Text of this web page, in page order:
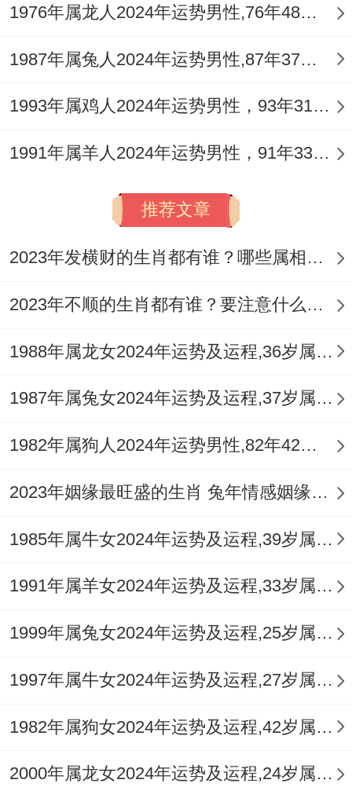
午年火旺之势，意在加强命主自身火五行能
量以生财，同时以黑曜石之水性来平衡过旺
又能积聚不散。
红鸾星动未显，然伤官桃花气息弥漫，对于
已婚的1974年属虎男士，流年伤官合入婚姻
心直口快而无意伤及对方，或因专注于事业
创新而忽视家庭经营，造成伴侣心生怨怼。
外合内冲之象提示。需警惕因工作应酬或异
水情缘，且易引发家庭风波，处理不当则会
的异性多半性格鲜明、才华出众，但关系发
展快、波动也大，难以稳定，且易陷入多角
但正缘信号不强。
此年维系感情的关键在于 「印星」 所代表
考，以柔克刚，伴侣间可共同佩戴 【祥安阁
九艳利贵手链】 ，借助其增进沟通、化解误
御外缘干扰。
1976年属龙人2024年运势男性,76年48岁属龙男2024年每月运程怎么样
1987年属兔人2024年运势男性,87年37岁属兔男2024年每月运程怎么样
1993年属鸡人2024年运势男性，93年31岁属鸡男2024年每月运程怎么样
1991年属羊人2024年运势男性，91年33岁属羊男2024年每月运程怎么样
推荐文章
2023年发横财的生肖都有谁？哪些属相财运旺盛？
2023年不顺的生肖都有谁？要注意什么呢？
1988年属龙女2024年运势及运程,36岁属龙人2024全年每月运势女性如何
1987年属兔女2024年运势及运程,37岁属兔人2024全年每月运势女性如何
1982年属狗人2024年运势男性,82年42岁属狗男2024年每月运程怎么样
2023年姻缘最旺盛的生肖 兔年情感姻缘运比较旺的属相
1985年属牛女2024年运势及运程,39岁属牛人2024全年每月运势女性如何
1991年属羊女2024年运势及运程,33岁属羊人2024全年每月运势女性如何
1999年属兔女2024年运势及运程,25岁属兔人2024全年每月运势女性如何
1997年属牛女2024年运势及运程,27岁属牛人2024全年每月运势女性如何
1982年属狗女2024年运势及运程,42岁属狗人2024全年每月运势女性如何
2000年属龙女2024年运势及运程,24岁属龙人2024全年每月运势女性如何